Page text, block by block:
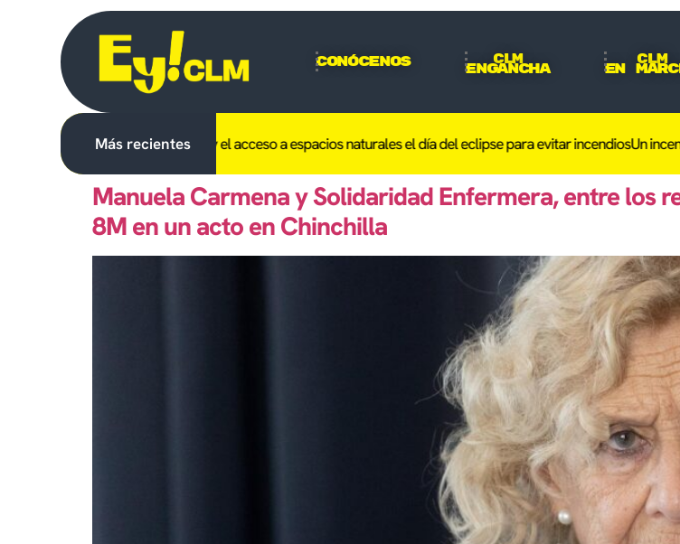
Conócenos CLM
Engancha
CLM
En
Más recientes
en C-LM el uso del fuego y el acceso a espacios naturales el día del eclipse para evitar incendiosUn
Manuela Carmena y Solidaridad Enfermera, entre los
8M en un acto en Chinchilla